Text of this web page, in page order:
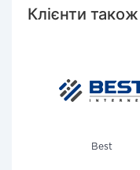
Клієнти
Best